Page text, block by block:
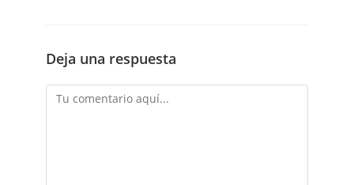
Deja una respuesta